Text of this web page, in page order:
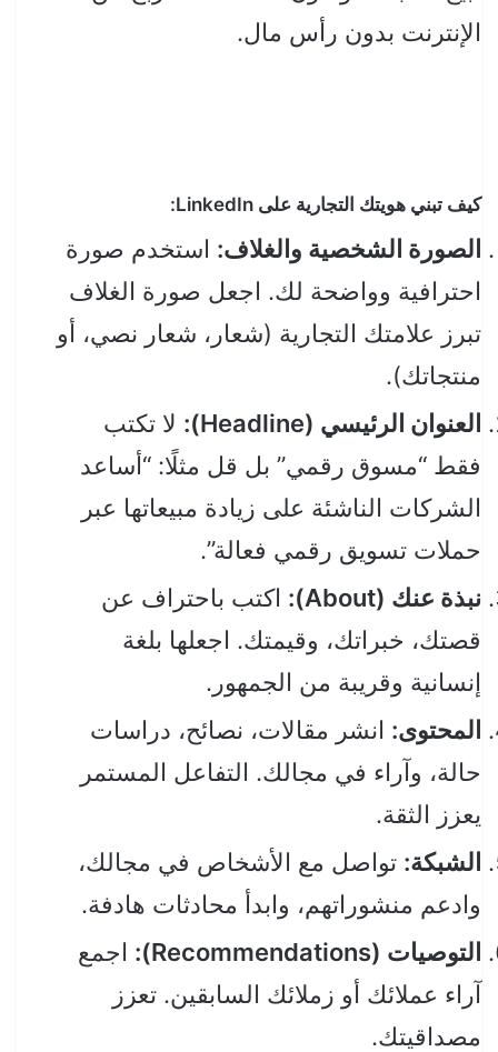
الإنترنت بدون رأس مال.
كيف تبني هويتك التجارية على LinkedIn:
الصورة الشخصية والغلاف: استخدم صورة
احترافية وواضحة لك. اجعل صورة الغلاف
تبرز علامتك التجارية (شعار، شعار نصي، أو
منتجاتك).
العنوان الرئيسي (Headline):
لا تكتب
فقط “مسوق رقمي” بل قل مثلًا: “أساعد
الشركات الناشئة على زيادة مبيعاتها عبر
حملات تسويق رقمي فعالة”.
نبذة عنك (About):
اكتب باحتراف عن
قصتك، خبراتك، وقيمتك. اجعلها بلغة
إنسانية وقريبة من الجمهور.
المحتوى: انشر مقالات، نصائح، دراسات
حالة، وآراء في مجالك. التفاعل المستمر
يعزز الثقة.
الشبكة: تواصل مع الأشخاص في مجالك،
وادعم منشوراتهم، وابدأ محادثات هادفة.
التوصيات (Recommendations):
اجمع
آراء عملائك أو زملائك السابقين. تعزز
مصداقيتك.